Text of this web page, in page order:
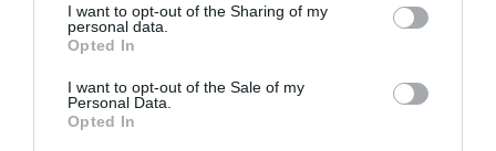
not limited to your visit or usage behaviour. You may click to
grant or deny consent to Google and its third-party tags to
use your data for below specified purposes in below Google
consent section.
I want to opt-out of the Sharing of my
personal data.
Opted In
I want to opt-out of the Sale of my
Personal Data.
Opted In
5 Hidden Signs You Have Worms Inside Your
Body